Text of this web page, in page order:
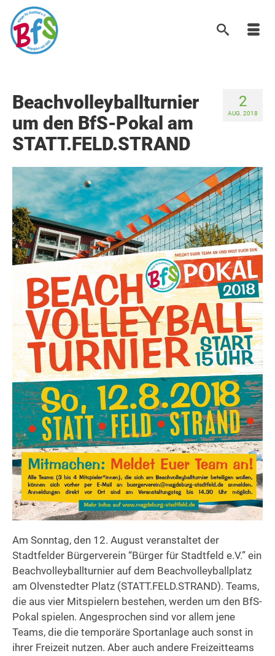
2
AUG. 2018
Beachvolleyballturnier
um den BfS-Pokal am
STATT.FELD.STRAND
Am Sonntag, den 12. August veranstaltet der
Stadtfelder Bürgerverein “Bürger für Stadtfeld e.V.” ein
Beachvolleyballturnier auf dem Beachvolleyballplatz
am Olvenstedter Platz (STATT.FELD.STRAND). Teams,
die aus vier Mitspielern bestehen, werden um den BfS-
Pokal spielen. Angesprochen sind vor allem jene
Teams, die die temporäre Sportanlage auch sonst in
ihrer Freizeit nutzen. Aber auch andere Freizeitteams